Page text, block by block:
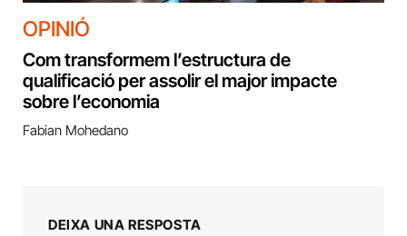
OPINIÓ
Com transformem l’estructura de
qualificació per assolir el major impacte
sobre l’economia
Fabian Mohedano
DEIXA UNA RESPOSTA